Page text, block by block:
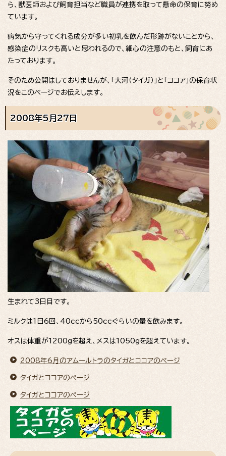
ら、獣医師および飼育担当など職員が連携を取って懸命の保育に努め
ています。
病気から守ってくれる成分が多い初乳を飲んだ形跡がないことから、
感染症のリスクも高いと思われるので、細心の注意のもと、飼育にあ
たっております。
そのため公開はしておりませんが、「大河（タイガ）」と「ココア」の保育状
況をこのページでお伝えします。
2008年5月27日
生まれて3日目です。
ミルクは1日6回、40ccから50ccぐらいの量を飲みます。
オスは体重が1200gを超え、メスは1050gを超えています。
2008年6月のアムールトラのタイガとココアのページ
タイガとココアのページ
タイガとココアのページ